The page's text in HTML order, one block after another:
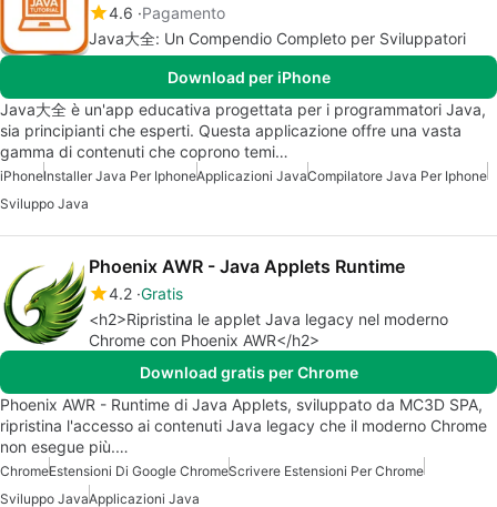
4.6 Pagamento
Java大全: Un Compendio Completo per Sviluppatori
Download per iPhone
Java大全 è un'app educativa progettata per i programmatori Java,
sia principianti che esperti. Questa applicazione offre una vasta
gamma di contenuti che coprono temi…
iPhoneInstaller Java Per IphoneApplicazioni JavaCompilatore Java Per Iphone
Sviluppo Java
Phoenix AWR - Java Applets Runtime
4.2 Gratis
<h2>Ripristina le applet Java legacy nel moderno
Chrome con Phoenix AWR</h2>
Download gratis per Chrome
Phoenix AWR - Runtime di Java Applets, sviluppato da MC3D SPA,
ripristina l'accesso ai contenuti Java legacy che il moderno Chrome
non esegue più.…
ChromeEstensioni Di Google ChromeScrivere Estensioni Per Chrome
Sviluppo JavaApplicazioni Java